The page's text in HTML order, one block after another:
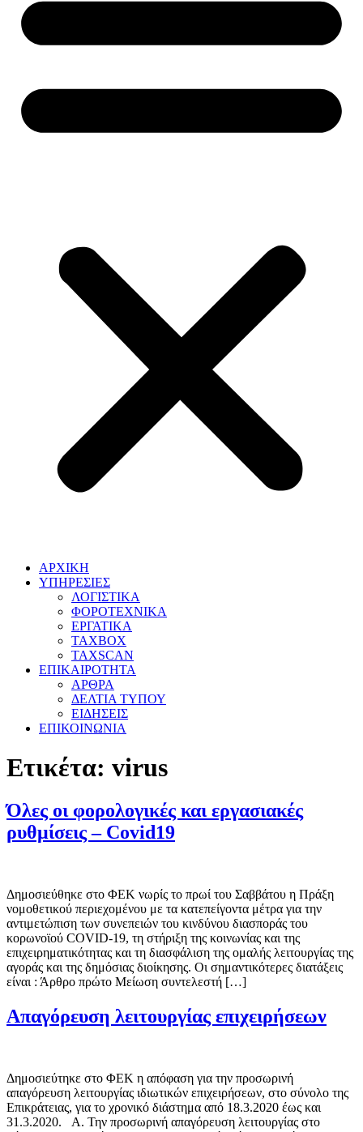
ΑΡΧΙΚΗ
ΥΠΗΡΕΣΙΕΣ
ΛΟΓΙΣΤΙΚΑ
ΦΟΡΟΤΕΧΝΙΚΑ
ΕΡΓΑΤΙΚΑ
TAXBOX
TAXSCAN
ΕΠΙΚΑΙΡΟΤΗΤΑ
ΑΡΘΡΑ
ΔΕΛΤΙΑ ΤΥΠΟΥ
ΕΙΔΗΣΕΙΣ
ΕΠΙΚΟΙΝΩΝΙΑ
Ετικέτα: virus
Όλες οι φορολογικές και εργασιακές
ρυθμίσεις – Covid19
Δημοσιεύθηκε στο ΦΕΚ νωρίς το πρωί του Σαββάτου η Πράξη
νομοθετικού περιεχομένου με τα κατεπείγοντα μέτρα για την
αντιμετώπιση των συνεπειών του κινδύνου διασποράς του
κορωνοϊού COVID-19, τη στήριξη της κοινωνίας και της
επιχειρηματικότητας και τη διασφάλιση της ομαλής λειτουργίας της
αγοράς και της δημόσιας διοίκησης. Οι σημαντικότερες διατάξεις
είναι : Άρθρο πρώτο Μείωση συντελεστή […]
Απαγόρευση λειτουργίας επιχειρήσεων
Δημοσιεύτηκε στο ΦΕΚ η απόφαση για την προσωρινή
απαγόρευση λειτουργίας ιδιωτικών επιχειρήσεων, στο σύνολο της
Επικράτειας, για το χρονικό διάστημα από 18.3.2020 έως και
31.3.2020. A. Την προσωρινή απαγόρευση λειτουργίας στο